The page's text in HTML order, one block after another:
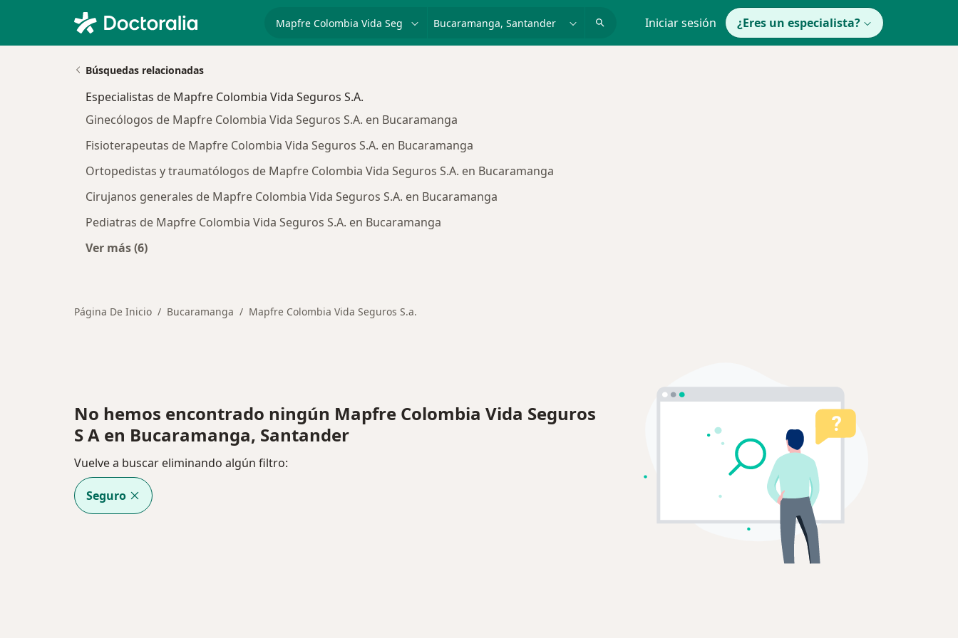
Iniciar sesión ¿Eres un especialista?
Búsquedas relacionadas
Especialistas de Mapfre Colombia Vida Seguros S.A.
Ginecólogos de Mapfre Colombia Vida Seguros S.A. en Bucaramanga
Fisioterapeutas de Mapfre Colombia Vida Seguros S.A. en Bucaramanga
Ortopedistas y traumatólogos de Mapfre Colombia Vida Seguros S.A. en Bucaramanga
Cirujanos generales de Mapfre Colombia Vida Seguros S.A. en Bucaramanga
Pediatras de Mapfre Colombia Vida Seguros S.A. en Bucaramanga
Ver más (6)
Página De Inicio Bucaramanga Mapfre Colombia Vida Seguros S.a.
No hemos encontrado ningún Mapfre Colombia Vida Seguros
S A en Bucaramanga, Santander
Vuelve a buscar eliminando algún filtro:
Seguro